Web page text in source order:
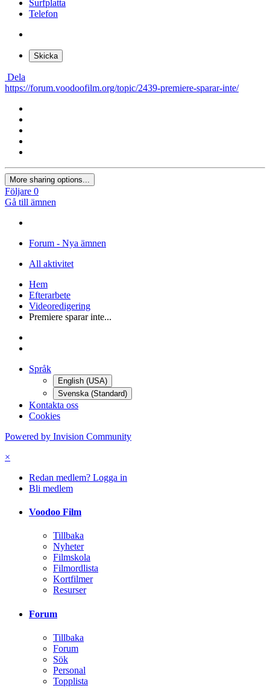
Surfplatta
Telefon
Skicka
Dela
https://forum.voodoofilm.org/topic/2439-premiere-sparar-inte/
More sharing options...
Följare 0
Gå till ämnen
Forum - Nya ämnen
All aktivitet
Hem
Efterarbete
Videoredigering
Premiere sparar inte...
Språk
English (USA)
Svenska (Standard)
Kontakta oss
Cookies
Powered by Invision Community
×
Redan medlem? Logga in
Bli medlem
Voodoo Film
Tillbaka
Nyheter
Filmskola
Filmordlista
Kortfilmer
Resurser
Forum
Tillbaka
Forum
Sök
Personal
Topplista